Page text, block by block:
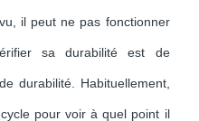
il peut ne pas fonctionner
sa durabilité est de
durabilité. Habituellement,
pour voir à quel point il